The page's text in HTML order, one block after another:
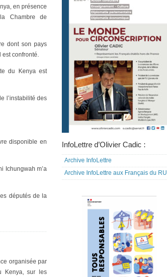
en présence
Chambre de
dont son pays
est confronté.
du Kenya est
l’instabilité des
disponible en
Ichungwah m’a
députés de la
organisée par
Kenya, sur les
InfoLettre d’Olivier Cadic :
Archive InfoLettre
Archive InfoLettre aux Français du RU